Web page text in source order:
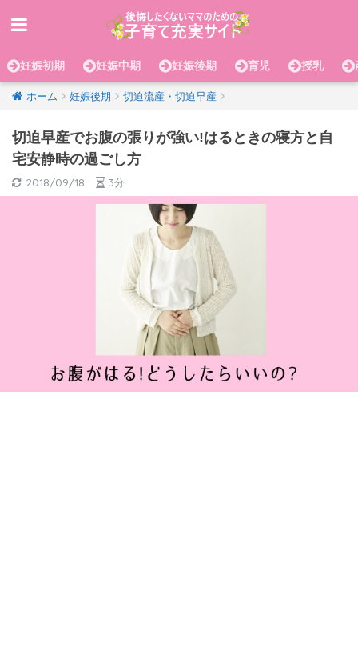
妊娠初期 妊娠中期 妊娠後期 育児 授乳
ホーム 妊娠後期 切迫流産・切迫早産
切迫早産でお腹の張りが強い!はるときの寝方と自
宅安静時の過ごし方
2018/09/18 3分